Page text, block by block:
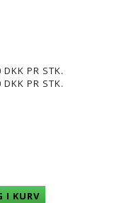
DKK PR STK.
DKK PR STK.
I KURV